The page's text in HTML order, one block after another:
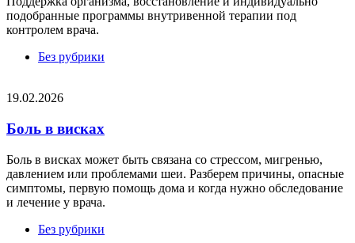
подобранные программы внутривенной терапии под
контролем врача.
Без рубрики
19.02.2026
Боль в висках
Боль в висках может быть связана со стрессом, мигренью,
давлением или проблемами шеи. Разберем причины, опасные
симптомы, первую помощь дома и когда нужно обследование
и лечение у врача.
Без рубрики